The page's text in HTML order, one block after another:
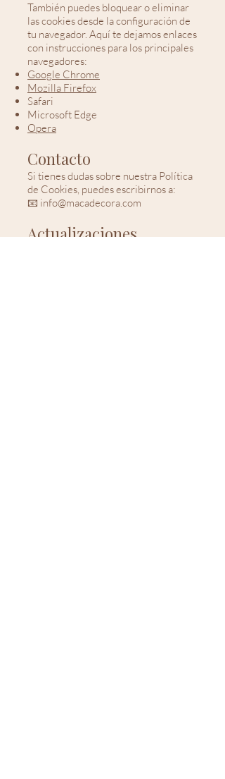
También puedes bloquear o eliminar
las cookies desde la configuración de
tu navegador. Aquí te dejamos enlaces
con instrucciones para los principales
navegadores:
Google Chrome
Mozilla Firefox
Safari
Microsoft Edge
Opera
Contacto
Si tienes dudas sobre nuestra Política
de Cookies, puedes escribirnos a:
📧 info@macadecora.com
Actualizaciones